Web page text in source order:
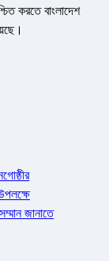
করতে বাংলাদেশ
জানাতে